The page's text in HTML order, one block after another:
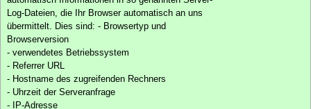
Log-Dateien, die Ihr Browser automatisch an uns
übermittelt. Dies sind: - Browsertyp und
Browserversion
- verwendetes Betriebssystem
- Referrer URL
- Hostname des zugreifenden Rechners
- Uhrzeit der Serveranfrage
- IP-Adresse